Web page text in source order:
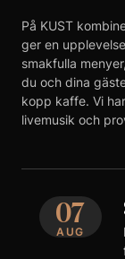
På KUST
ger en
smakfulla
du och dina
kopp kaffe. Vi
livemusik och
07
AUG